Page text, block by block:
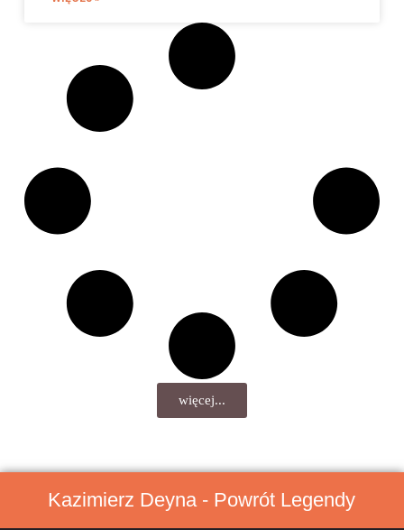
więcej...
Kazimierz Deyna - Powrót Legendy